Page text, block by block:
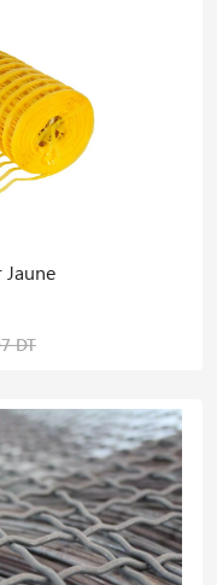
DT